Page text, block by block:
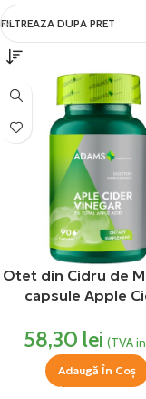
FILTREAZA DUPA PRET
Otet din Cidru de
capsule Apple
58,30 lei (TVA
Adaugă În Coș